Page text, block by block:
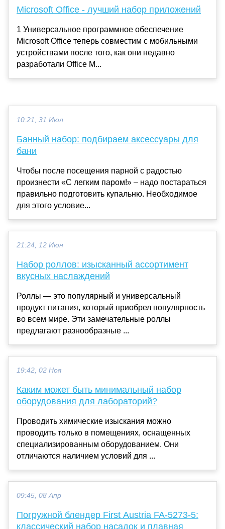
Microsoft Office - лучший набор приложений
1 Универсальное программное обеспечение
Microsoft Office теперь совместим с мобильными
устройствами после того, как они недавно
разработали Office M...
10:21, 31 Июл
Банный набор: подбираем аксессуары для
бани
Чтобы после посещения парной с радостью
произнести «С легким паром!» – надо постараться
правильно подготовить купальню. Необходимое
для этого условие...
21:24, 12 Июн
Набор роллов: изысканный ассортимент
вкусных наслаждений
Роллы — это популярный и универсальный
продукт питания, который приобрел популярность
во всем мире. Эти замечательные роллы
предлагают разнообразные ...
19:42, 02 Ноя
Каким может быть минимальный набор
оборудования для лабораторий?
Проводить химические изыскания можно
проводить только в помещениях, оснащенных
специализированным оборудованием. Они
отличаются наличием условий для ...
09:45, 08 Апр
Погружной блендер First Austria FA-5273-5:
классический набор насадок и плавная